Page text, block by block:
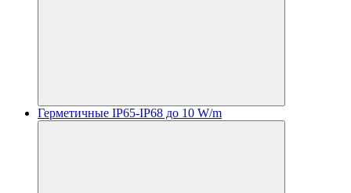
Герметичные IP65-IP68 до 10 W/m